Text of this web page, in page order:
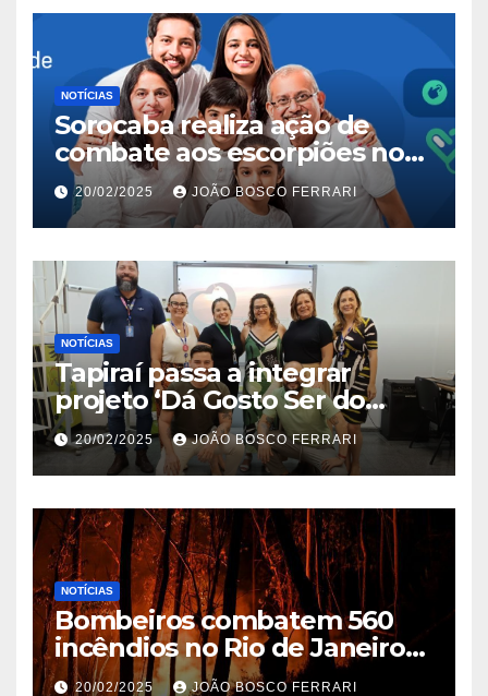
NOTÍCIAS
Sorocaba realiza ação de
combate aos escorpiões no
Jardim São Carlos
20/02/2025 JOÃO BOSCO FERRARI
NOTÍCIAS
Tapiraí passa a integrar
projeto ‘Dá Gosto Ser do
Ribeira’ | ASN São Paulo
20/02/2025 JOÃO BOSCO FERRARI
NOTÍCIAS
Bombeiros combatem 560
incêndios no Rio de Janeiro
em 2025
20/02/2025 JOÃO BOSCO FERRARI